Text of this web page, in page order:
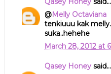
@Melly Octaviana
tenkiuuu kak
suka..hehehe
March 28, 2012 at
Qasey Honeysaid...